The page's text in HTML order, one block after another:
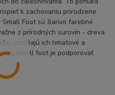
k zachovaniu prirodzene
Foot sú žiarivo farebné
z prírodných surovín - dreva.
rozvíjajú ich hmatové a
Small foot je podporovať